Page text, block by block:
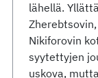
lähellä.
Nikiforovin
syytettyjen
uskova,